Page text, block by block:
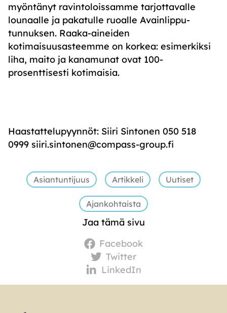
myöntänyt ravintoloissamme tarjottavalle
lounaalle ja pakatulle ruoalle Avainlippu-
tunnuksen. Raaka-aineiden
kotimaisuusasteemme on korkea: esimerkiksi
liha, maito ja kanamunat ovat 100-
prosenttisesti kotimaisia.
Haastattelupyynnöt: Siiri Sintonen 050 518
0999 siiri.sintonen@compass-group.fi
Asiantuntijuus Artikkeli Uutiset
Ajankohtaista
Jaa tämä sivu
Facebook
Twitter
LinkedIn